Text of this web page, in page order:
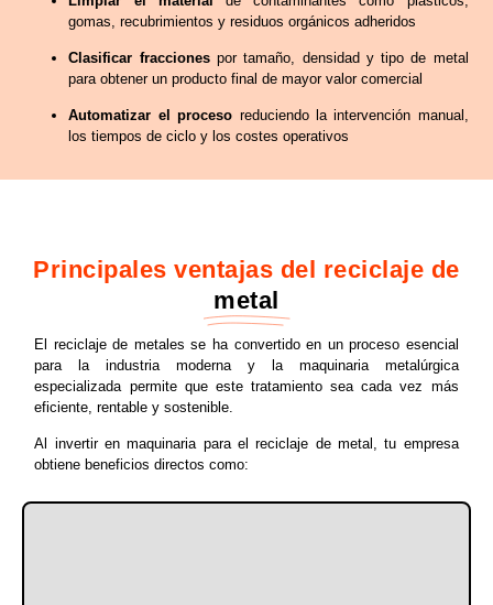
gomas, recubrimientos y residuos orgánicos adheridos
Clasificar fraccionespor tamaño, densidad y tipo de metal
para obtener un producto final de mayor valor comercial
Automatizar el proceso reduciendo la intervención manual,
los tiempos de ciclo y los costes operativos
Principales ventajas del reciclaje de
metal
El reciclaje de metales se ha convertido en un proceso esencial
para la industria moderna y la maquinaria metalúrgica
especializada permite que este tratamiento sea cada vez más
eficiente, rentable y sostenible.
Al invertir en maquinaria para el reciclaje de metal, tu empresa
obtiene beneficios directos como: